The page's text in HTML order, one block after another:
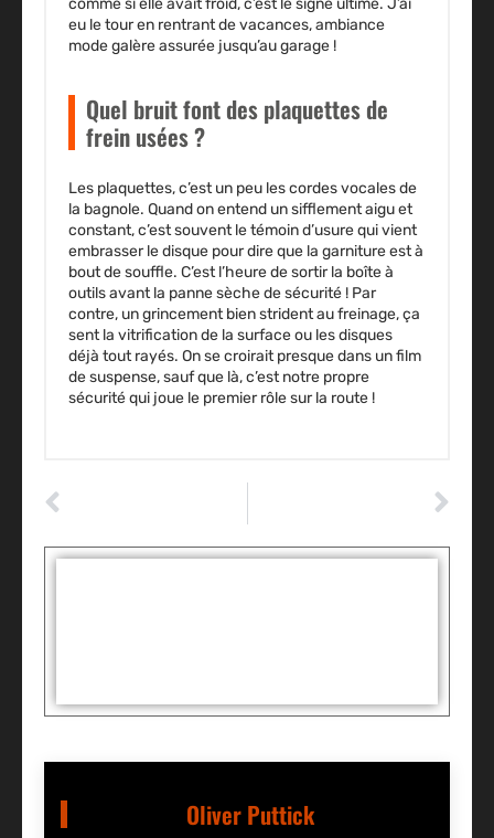
comme si elle avait froid, c’est le signe ultime. J’ai
eu le tour en rentrant de vacances, ambiance
mode galère assurée jusqu’au garage !
Quel bruit font des plaquettes de
frein usées ?
Les plaquettes, c’est un peu les cordes vocales de
la bagnole. Quand on entend un sifflement aigu et
constant, c’est souvent le témoin d’usure qui vient
embrasser le disque pour dire que la garniture est à
bout de souffle. C’est l’heure de sortir la boîte à
outils avant la panne sèche de sécurité ! Par
contre, un grincement bien strident au freinage, ça
sent la vitrification de la surface ou les disques
déjà tout rayés. On se croirait presque dans un film
de suspense, sauf que là, c’est notre propre
sécurité qui joue le premier rôle sur la route !
Oliver Puttick